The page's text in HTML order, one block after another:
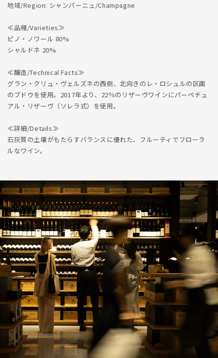
す
す
地域/Region: シャンパーニュ/Champagne
≪品種/Varieties≫
ピノ・ノワール 80%
シャルドネ 20%
≪醸造/Technical Facts≫
グラン・クリュ・ヴェルズネの西側、北向きのレ・ロシュルの区画
のブドウを使用。2017年より、22％のリザーヴワインにパーペチュ
アル・リザーヴ（ソレラ式）を使用。
≪詳細/Details≫
石灰質の土壌がもたらすバランスに優れた、フルーティでフローラ
ルなワイン。